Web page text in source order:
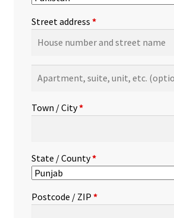
Street address *
suite,
etc.(optional)
Town / City*
State / County*
Postcode / ZIP *